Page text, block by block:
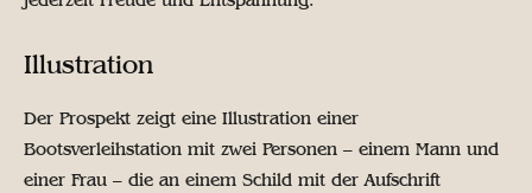
Illustration
Der Prospekt zeigt eine Illustration einer
Bootsverleihstation mit zwei Personen – einem Mann und
einer Frau – die an einem Schild mit der Aufschrift